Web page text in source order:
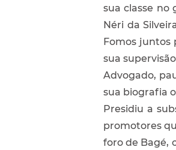
sua classe no
Néri da
Fomos juntos
sua
Advogado,
sua biografia
Presidiu a
promotores
foro de Bagé,